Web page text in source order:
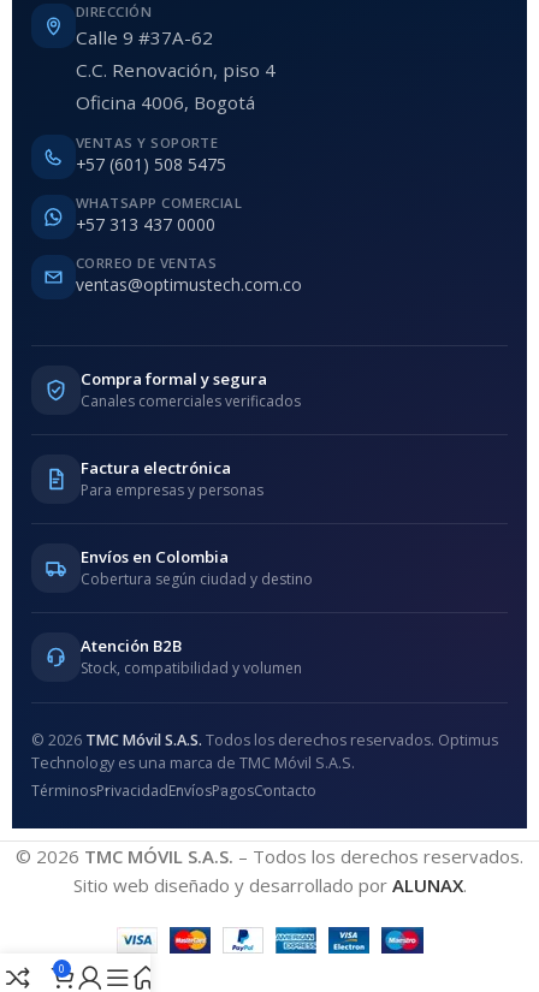
DIRECCIÓN
Calle 9 #37A-62
C.C. Renovación, piso 4
Oficina 4006, Bogotá
VENTAS Y SOPORTE
+57 (601) 508 5475
WHATSAPP COMERCIAL
+57 313 437 0000
CORREO DE VENTAS
ventas@optimustech.com.co
Compra formal y segura
Canales comerciales verificados
Factura electrónica
Para empresas y personas
Envíos en Colombia
Cobertura según ciudad y destino
Atención B2B
Stock, compatibilidad y volumen
© 2026 TMC Móvil S.A.S. Todos los derechos reservados. Optimus
Technology es una marca de TMC Móvil S.A.S.
TérminosPrivacidadEnvíosPagosContacto
© 2026 TMC MÓVIL S.A.S. – Todos los derechos reservados.
Sitio web diseñado y desarrollado por ALUNAX.
0